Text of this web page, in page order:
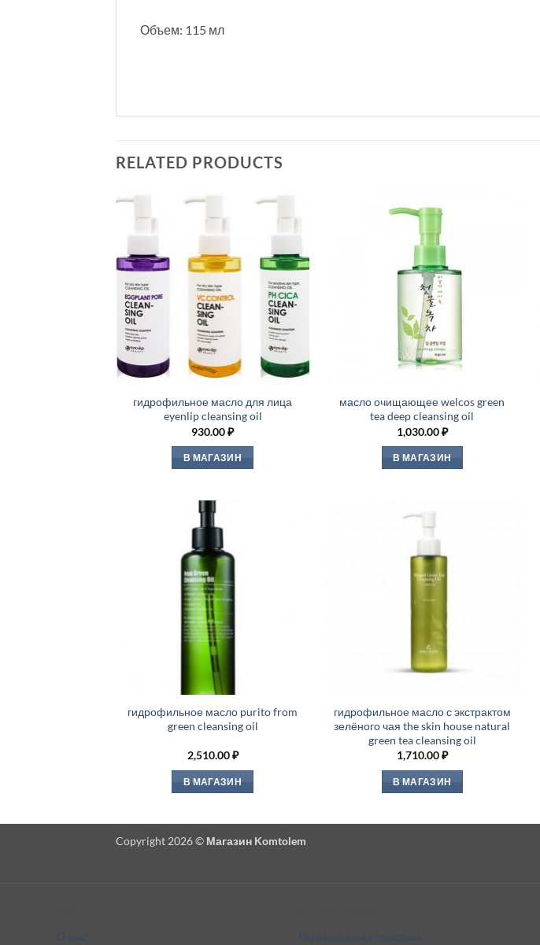
Объем: 115 мл
RELATED PRODUCTS
гидрофильное масло для лица
eyenlip cleansing oil
930.00₽
В МАГАЗИН
масло очищающее welcos green
tea deep cleansing oil
1,030.00₽
В МАГАЗИН
гидрофильное масло purito from
green cleansing oil
2,510.00₽
В МАГАЗИН
гидрофильное масло с экстрактом
зелёного чая the skin house natural
green tea cleansing oil
1,710.00₽
В МАГАЗИН
Copyright 2026 © Магазин Komtolem
О нас Редакционная политика